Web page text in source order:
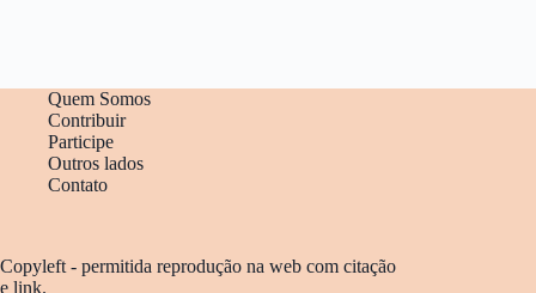
Quem Somos
Contribuir
Participe
Outros lados
Contato
Copyleft - permitida reprodução na web com citação
e link.